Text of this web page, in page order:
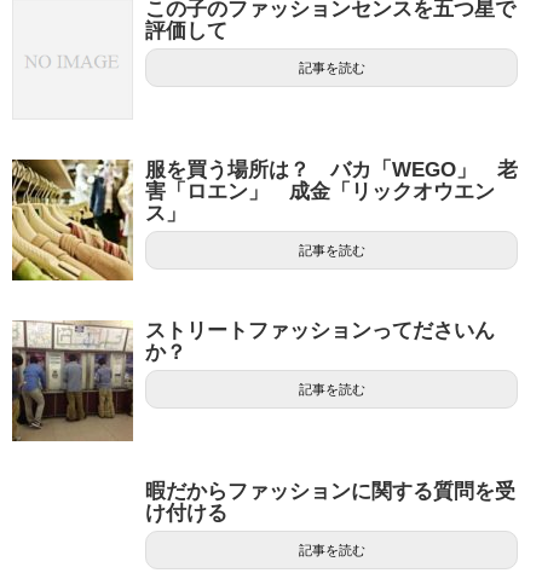
この子のファッションセンスを五つ星で
評価して
記事を読む
服を買う場所は？ バカ「WEGO」 老
害「ロエン」 成金「リックオウエン
ス」
記事を読む
ストリートファッションってださいん
か？
記事を読む
暇だからファッションに関する質問を受
け付ける
記事を読む